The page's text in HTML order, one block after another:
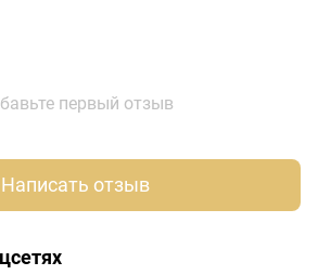
первый отзыв
Написать отзыв